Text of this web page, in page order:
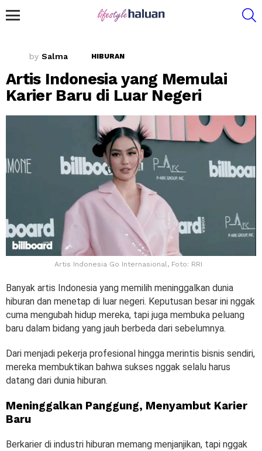
by Salma HIBURAN
Artis Indonesia yang Memulai
Karier Baru di Luar Negeri
Artis Indonesia Go Internasional, Foto: RRI
Banyak artis Indonesia yang memilih meninggalkan dunia
hiburan dan menetap di luar negeri. Keputusan besar ini nggak
cuma mengubah hidup mereka, tapi juga membuka peluang
baru dalam bidang yang jauh berbeda dari sebelumnya.
Dari menjadi pekerja profesional hingga merintis bisnis sendiri,
mereka membuktikan bahwa sukses nggak selalu harus
datang dari dunia hiburan.
Meninggalkan Panggung, Menyambut Karier
Baru
Berkarier di industri hiburan memang menjanjikan, tapi nggak